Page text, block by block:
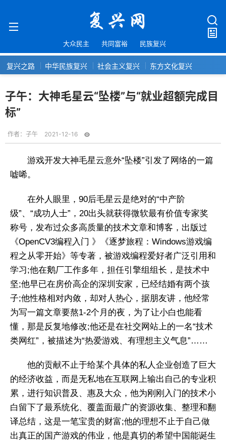
大众民主 共同富裕 民族复兴
复兴之路 中华民族复兴 社会主义复兴 东方文化复兴
子午：大神毛星云“坠楼”与“就业超额完成目
标”
作者： 子午 2021-12-16
游戏开发大神毛星云意外“坠楼”引发了网络的一篇
嘘唏。
在外人眼里，90后毛星云是绝对的“中产阶
级”、“成功人士”，20出头就获得微软最有价值专家奖
称号，发布过众多高质量的技术文章和博客，出版过
《OpenCV3编程入门 》《逐梦旅程：Windows游戏编
程之从零开始》等专著，被游戏编程爱好者广泛引用和
学习;他在鹅厂工作多年，担任引擎组组长，是技术中
坚;他早已在房价高企的深圳安家，已经结婚有两个孩
子;他性格相对内敛，却对人热心，据朋友讲，他经常
为写一篇文章要熬1-2个月的夜，为了让小白也能看
懂，那是反复地修改;他还是在社交网站上的一名“技术
类网红”，被描述为“热爱游戏、有理想主义气息”……
他的贡献不止于给某个具体的私人企业创造了巨大
的经济收益，而是无私地在互联网上输出自己的专业积
累，进行知识普及、惠及大众，他为刚刚入门的技术小
白留下了最系统化、覆盖面最广的资源收集、整理和翻
译总结，这是一笔宝贵的财富;他的理想不止于自己做
出真正的国产游戏的伟业，他是真切的希望中国能诞生